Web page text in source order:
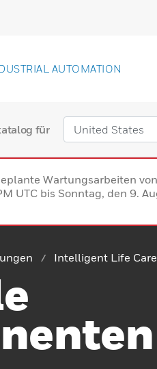
AUTOMATION
für
Wartungsarbeiten
UTC bis Sonntag, den 9.
Intelligent Life Care